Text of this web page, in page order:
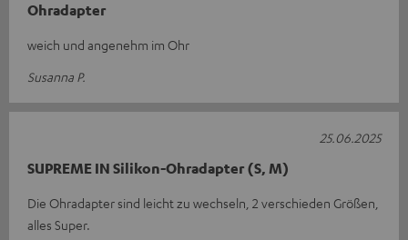
Ohradapter
weich und angenehm im Ohr
Susanna P.
SUPREME IN Silikon-Ohradapter (S, M)
Die Ohradapter sind leicht zu wechseln, 2 verschieden Größen,
alles Super.
25.06.2025